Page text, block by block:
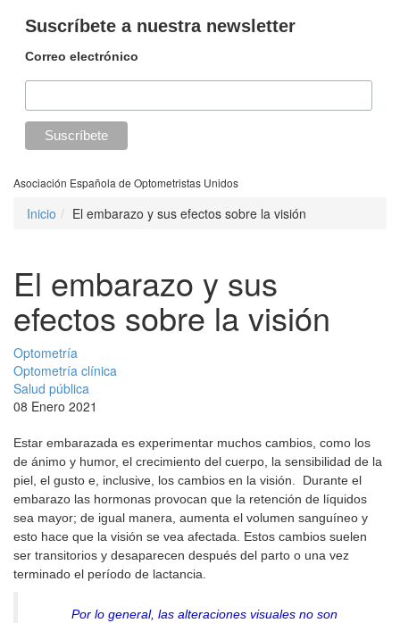
Suscríbete a nuestra newsletter
Correo electrónico
Asociación Española de Optometristas Unidos
Inicio El embarazo y sus efectos sobre la visión
El embarazo y sus
efectos sobre la visión
Optometría
Optometría clínica
Salud pública
08 Enero 2021
Estar embarazada es experimentar muchos cambios, como los
de ánimo y humor, el crecimiento del cuerpo, la sensibilidad de la
piel, el gusto e, inclusive, los cambios en la visión. Durante el
embarazo las hormonas provocan que la retención de líquidos
sea mayor; de igual manera, aumenta el volumen sanguíneo y
esto hace que la visión se vea afectada. Estos cambios suelen
ser transitorios y desaparecen después del parto o una vez
terminado el período de lactancia.
Por lo general, las alteraciones visuales no son